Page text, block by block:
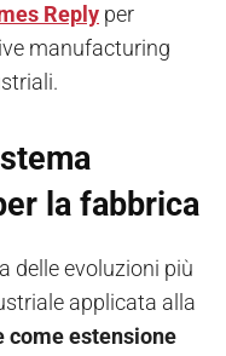
Reply per
manufacturing
la fabbrica
delle evoluzioni più
applicata alla
come estensione